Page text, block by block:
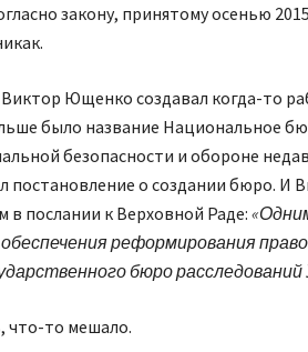
закону, принятому осенью
Ющенко создавал когда-то
было название Национальное
безопасности и обороне
постановление о создании бюро. И
в послании к Верховной Раде:
реформирования
бюро расследований
что-то мешало.